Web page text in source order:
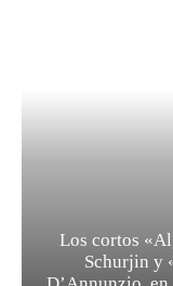
Los cortos
Schurjin y